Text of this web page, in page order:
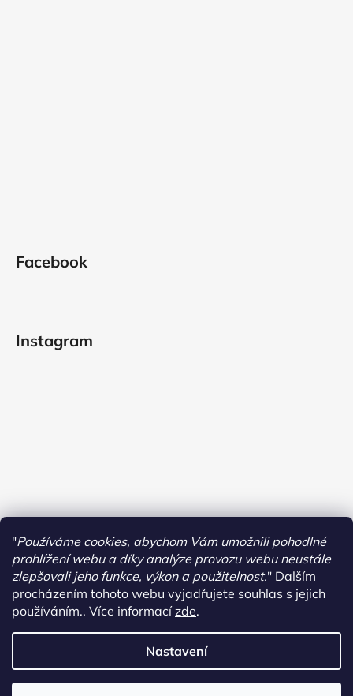
"Používáme cookies, abychom Vám umožnili pohodlné
prohlížení webu a díky analýze provozu webu neustále
zlepšovali jeho funkce, výkon a použitelnost." Dalším
procházením tohoto webu vyjadřujete souhlas s jejich
používáním.. Více informacízde.
Nastavení
Facebook
Instagram
Copyright 2026Dormas. Všechna práva vyhrazena.Upravit